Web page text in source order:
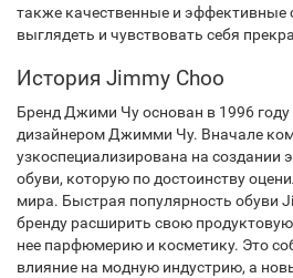
также качественные и эффективные
выглядеть и чувствовать себя
История Jimmy Choo
Бренд Джими Чу основан в 1996
дизайнером Джимми Чу. Вначале
узкоспециализирована на создании
обуви, которую по достоинству
мира. Быстрая популярность обуви
бренду расширить свою
нее парфюмерию и косметику. Это
влияние на модную индустрию, а